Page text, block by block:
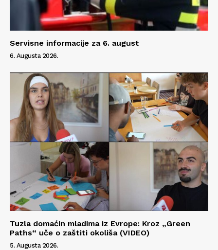
Servisne informacije za 6. august
6. Augusta 2026.
Tuzla domaćin mladima iz Evrope: Kroz „Green
Paths“ uče o zaštiti okoliša (VIDEO)
5. Augusta 2026.